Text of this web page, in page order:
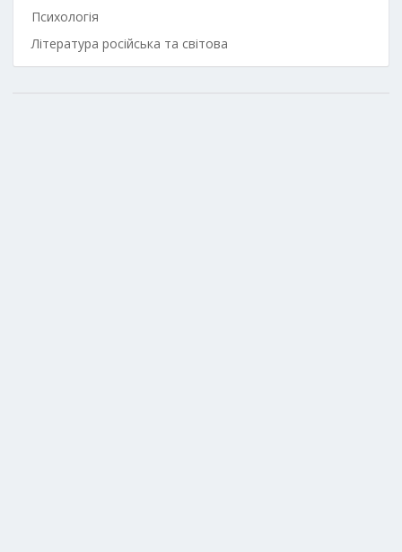
Психологія
Література російська та світова